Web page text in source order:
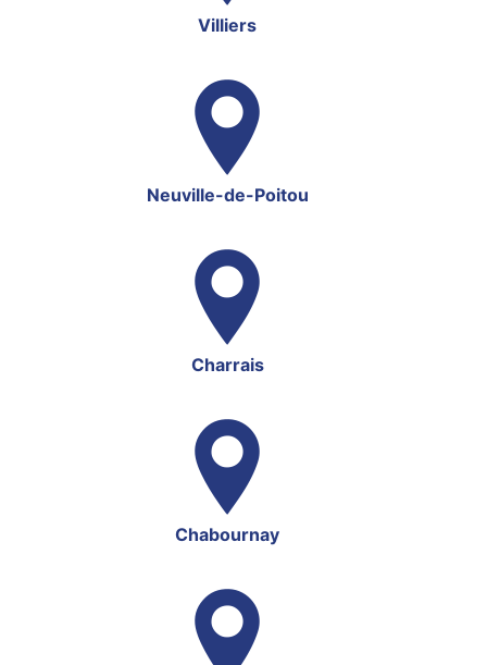
Villiers
Neuville-de-Poitou
Charrais
Chabournay